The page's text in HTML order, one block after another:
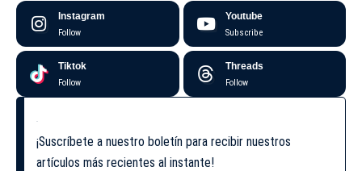
Instagram
Follow
Youtube
Subscribe
Tiktok
Follow
Threads
Follow
¡Suscríbete a nuestro boletín para recibir nuestros
artículos más recientes al instante!